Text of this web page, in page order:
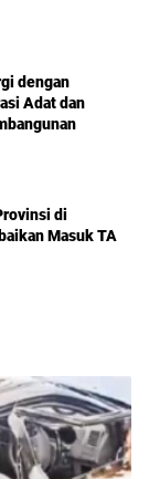
dengan
Adat dan
di
Masuk TA